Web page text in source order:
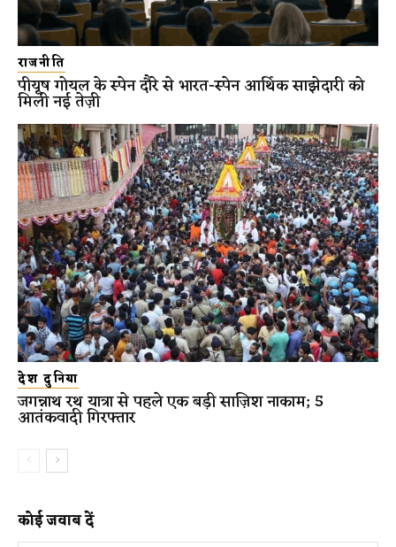
राजनीति
पीयूष गोयल के स्पेन दौरे से भारत-स्पेन आर्थिक साझेदारी को
मिली नई तेज़ी
देश दुनिया
जगन्नाथ रथ यात्रा से पहले एक बड़ी साज़िश नाकाम; 5
आतंकवादी गिरफ्तार
कोई जवाब दें